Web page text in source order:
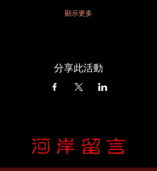
顯示更多
分享此活動